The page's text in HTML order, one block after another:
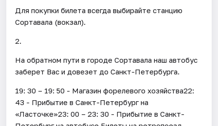
Для покупки билета всегда выбирайте станцию
Сортавала (вокзал).
2.
На обратном пути в городе Сортавала наш автобус
заберет Вас и довезет до Санкт-Петербурга.
19: 30 – 19: 50 - Магазин форелевого хозяйства22:
43 - Прибытие в Санкт-Петербург на
«Ласточке»23: 00 – 23: 30 - Прибытие в Санкт-